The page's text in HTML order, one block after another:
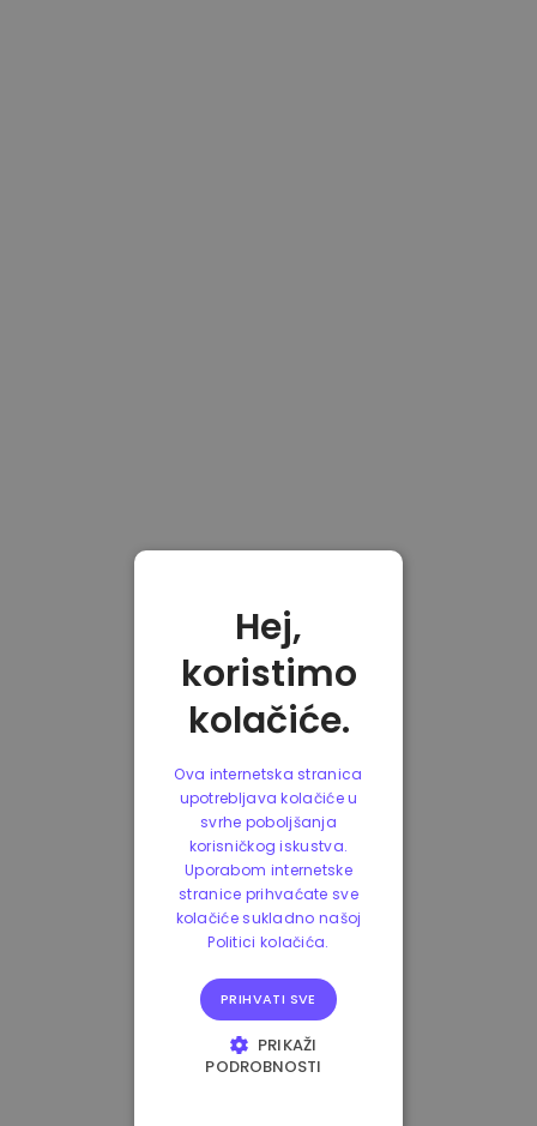
Hej,
koristimo
kolačiće.
Ova internetska stranica
upotrebljava kolačiće u
svrhe poboljšanja
korisničkog iskustva.
Uporabom internetske
stranice prihvaćate sve
kolačiće sukladno našoj
Politici kolačića.
PRIHVATI SVE
PRIKAŽI
PODROBNOSTI